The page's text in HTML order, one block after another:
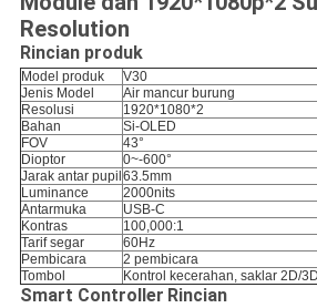
Resolution
Rincian produk
Model produk
V30
Jenis Model
Air mancur burung
Resolusi
1920*1080*2
Bahan
Si-OLED
FOV
43°
Dioptor
0~-600°
Jarak antar pupil 63.5mm
Luminance
2000nits
Antarmuka
USB-C
Kontras
100,000:1
Tarif segar
60Hz
Pembicara
2 pembicara
Tombol
Kontrol kecerahan, saklar 2D/
Smart Controller Rincian